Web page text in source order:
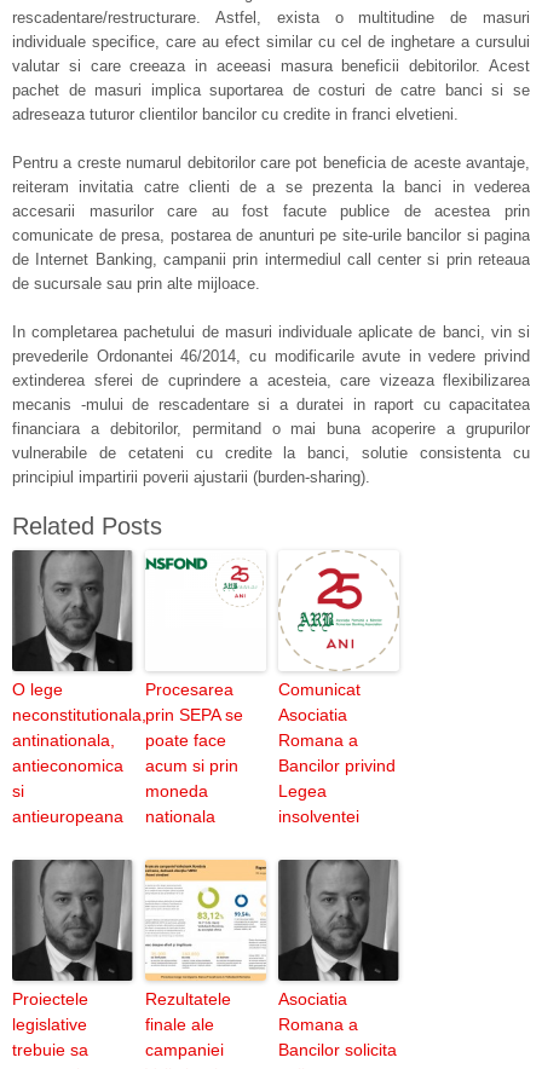
rescadentare/restructurare. Astfel, exista o multitudine de masuri
individuale specifice, care au efect similar cu cel de inghetare a cursului
valutar si care creeaza in aceeasi masura beneficii debitorilor. Acest
pachet de masuri implica suportarea de costuri de catre banci si se
adreseaza tuturor clientilor bancilor cu credite in franci elvetieni.
Pentru a creste numarul debitorilor care pot beneficia de aceste avantaje,
reiteram invitatia catre clienti de a se prezenta la banci in vederea
accesarii masurilor care au fost facute publice de acestea prin
comunicate de presa, postarea de anunturi pe site-urile bancilor si pagina
de Internet Banking, campanii prin intermediul call center si prin reteaua
de sucursale sau prin alte mijloace.
In completarea pachetului de masuri individuale aplicate de banci, vin si
prevederile Ordonantei 46/2014, cu modificarile avute in vedere privind
extinderea sferei de cuprindere a acesteia, care vizeaza flexibilizarea
mecanis -mului de rescadentare si a duratei in raport cu capacitatea
financiara a debitorilor, permitand o mai buna acoperire a grupurilor
vulnerabile de cetateni cu credite la banci, solutie consistenta cu
principiul impartirii poverii ajustarii (burden-sharing).
Related Posts
O lege
neconstitutionala,
antinationala,
antieconomica
si
antieuropeana
Procesarea
prin SEPA se
poate face
acum si prin
moneda
nationala
Comunicat
Asociatia
Romana a
Bancilor privind
Legea
insolventei
Proiectele
legislative
trebuie sa
Rezultatele
finale ale
campaniei
Asociatia
Romana a
Bancilor solicita